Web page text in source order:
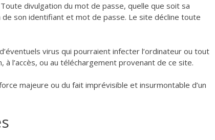
divulgation du mot de passe, quelle que soit sa
son identifiant et mot de passe. Le site décline toute
virus qui pourraient infecter l’ordinateur ou tout
l’accès, ou au téléchargement provenant de ce site.
majeure ou du fait imprévisible et insurmontable d’un